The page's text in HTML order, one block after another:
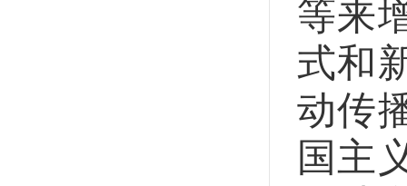
等来
式和
动传
国主